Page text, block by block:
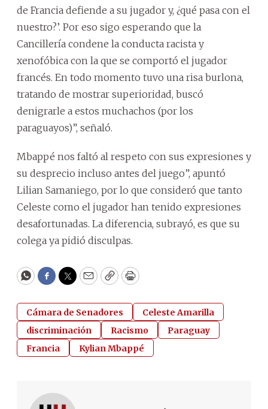
de Francia defiende a su jugador y, ¿qué pasa con el
nuestro?’. Por eso sigo esperando que la
Cancillería condene la conducta racista y
xenofóbica con la que se comportó el jugador
francés. En todo momento tuvo una risa burlona,
tratando de mostrar superioridad, buscó
denigrarle a estos muchachos (por los
paraguayos)”, señaló.
Mbappé nos faltó al respeto con sus expresiones y
su desprecio incluso antes del juego”, apuntó
Lilian Samaniego, por lo que consideró que tanto
Celeste como el jugador han tenido expresiones
desafortunadas. La diferencia, subrayó, es que su
colega ya pidió disculpas.
WhatsApp
Facebook
Twitter
EmailCopyPrint
Cámara de Senadores
Celeste Amarilla
discriminación
Racismo
Paraguay
Francia
Kylian Mbappé